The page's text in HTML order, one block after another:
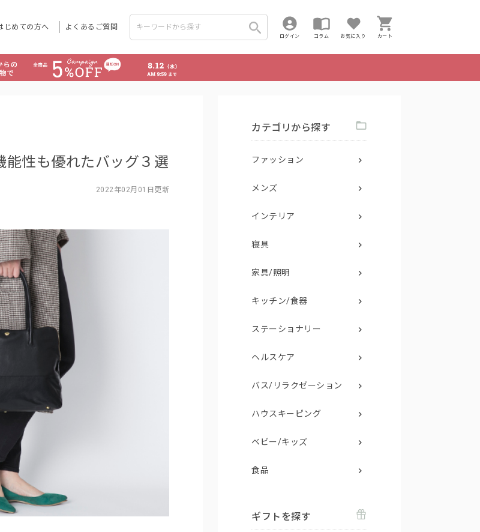
じめての方へ よくあるご質問
ログイン コラム お気に入り カート
能性も優れたバッグ３選
2022年02月01日更新
カテゴリから探す
ファッション
メンズ
インテリア
寝具
家具/照明
キッチン/食器
ステーショナリー
ヘルスケア
バス/リラクゼーション
ハウスキーピング
ベビー/キッズ
食品
ギフトを探す